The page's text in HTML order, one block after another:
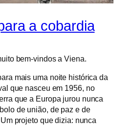
a cobardia
bem-vindos a Viena.
mais uma noite histórica da
que nasceu em 1956, no
que a Europa jurou nunca
de união, de paz e de
projeto que dizia: nunca